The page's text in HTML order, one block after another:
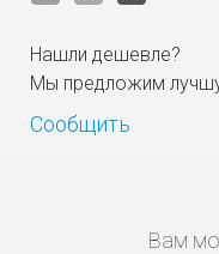
Нашли дешевле?
Мы предложим
Сообщить
Вам